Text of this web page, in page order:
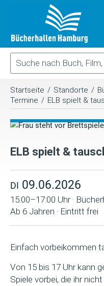
Startseite / Standorte /
Termine / ELB spielt &
ELB spielt &
DI 09.06.2026
15:00–17:00 Uhr ·
Ab 6 Jahren · Eintritt frei
Einfach vorbeikommen
Von 15 bis 17 Uhr kann
Spiele vorbei, die ihr